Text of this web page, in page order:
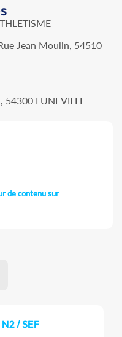
Jean Moulin, 54510
54300 LUNEVILLE
de contenu sur
/ SEF